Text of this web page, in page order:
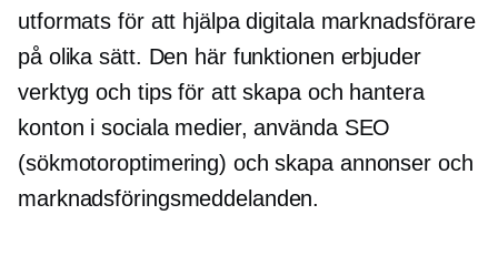
utformats för att hjälpa digitala marknadsförare
på olika sätt. Den här funktionen erbjuder
verktyg och tips för att skapa och hantera
konton i sociala medier, använda SEO
(sökmotoroptimering) och skapa annonser och
marknadsföringsmeddelanden.